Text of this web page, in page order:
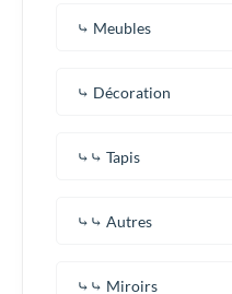
⤷ Meubles
⤷ Décoration
⤷⤷ Tapis
⤷⤷ Autres
⤷⤷ Miroirs